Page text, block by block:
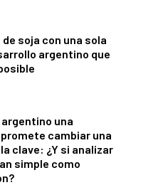
soja con una sola
argentino que
una
cambiar una
clave: ¿Y si analizar
simple como